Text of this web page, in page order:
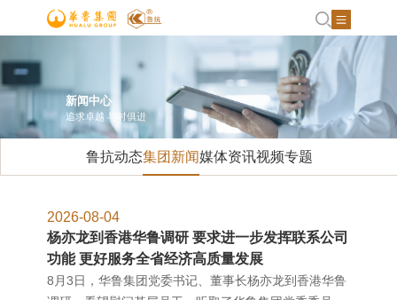
新闻中心
追求卓越 与时俱进
鲁抗动态集团新闻媒体资讯视频专题
2026-08-04
杨亦龙到香港华鲁调研 要求进一步发挥联系公司
功能 更好服务全省经济高质量发展
8月3日，华鲁集团党委书记、董事长杨亦龙到香港华鲁